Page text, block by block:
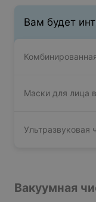
Вам будет
Маски для лица
Ультразвуковая
Вакуумная